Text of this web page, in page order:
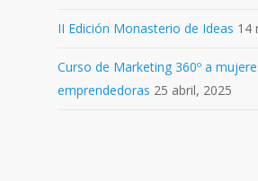
II Edición Monasterio de Ideas 14
Curso de Marketing 360º a
emprendedoras 25 abril, 2025